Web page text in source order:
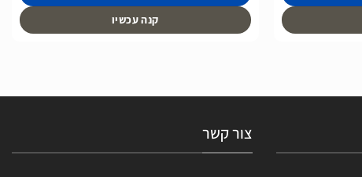
קנה עכשיו
צור קשר